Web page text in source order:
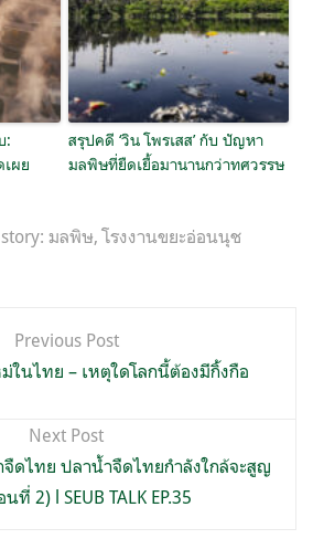
:
เผย
สรุปคดี ‘วิน โพรเสส’ กับ ปัญหา
มลพิษที่ยืดเยื้อมานานกว่าทศวรรษ
มลพิษ,โรงงานขยะอ่อนนุช
Previous Post
ม่ในไทย – เหตุใดโลกนี้ต้องมีกิ้งกือ
Next Post
ดไทย ปลาน้ำจืดไทยกำลังใกล้จะสูญ
ที่ 2) l SEUB TALK EP.35